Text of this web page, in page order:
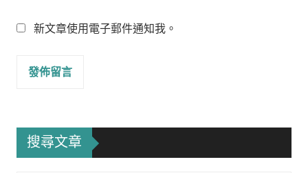
新文章使用電子郵件通知我。
搜尋文章